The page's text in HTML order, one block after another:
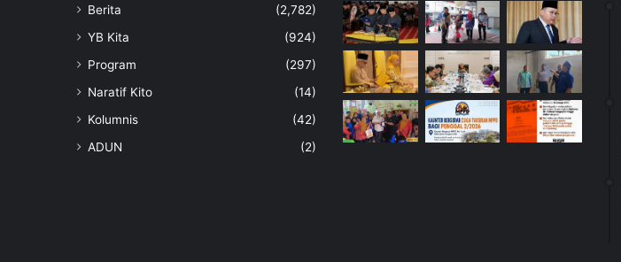
a
n
g
e
r
u
s
i
J
Berita
(2,782)
YB Kita
(924)
Program
(297)
Naratif Kito
(14)
Kolumnis
(42)
ADUN
(2)